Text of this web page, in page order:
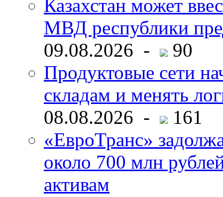
Казахстан может
МВД республики
09.08.2026 -
90
Продуктовые сети
складам и менять
08.08.2026 -
161
«ЕвроТранс»
около 700 млн
активам